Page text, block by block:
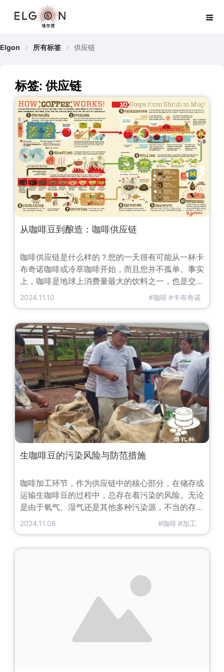
Elgon 所有标签 供应链
标签: 供应链
从咖啡豆到酿造：咖啡供应链
咖啡供应链是什么样的？您的一天很有可能从一杯卡
布奇诺咖啡或冷萃咖啡开始，而且您并不孤单。事实
上，咖啡是地球上消费量最大的饮料之一，也是交易
量最大的商品之一。根据国家咖啡协会（National
量估计超过 22.5 亿杯。但在您早上开始喝咖啡之
前，咖啡豆会通过复杂的全球供应链。今天来自
2024.11.10 #咖啡#卡布奇诺
生咖啡豆的污染风险与防范措施
咖啡加工环节，作为供应链中的核心部分，在储存或
运输生咖啡豆的过程中，总存在着污染的风险。无论
是由于氧气、湿气还是其他多种污染源，不当的存储
和包装方式都可能导致生咖啡豆受到污染。而一旦污
2024.11.08 #咖啡#加工